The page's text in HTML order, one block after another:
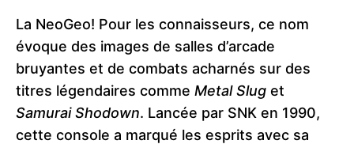
La NeoGeo! Pour les connaisseurs, ce nom
évoque des images de salles d’arcade
bruyantes et de combats acharnés sur des
titres légendaires comme Metal Slug et
Samurai Shodown. Lancée par SNK en 1990,
cette console a marqué les esprits avec sa